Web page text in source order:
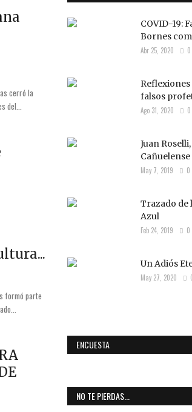
cerró la
del...
formó parte
COVID-19:
Bornes
Abr 25, 2020 0
falsos
Ago 31, 2020 0
Juan
Cañuelense
May 7, 2019 0
Trazado de
Azul
Feb 24, 2019 0
Un Adiós
May 27, 2020
ENCUESTA
NO TE PIERDAS...